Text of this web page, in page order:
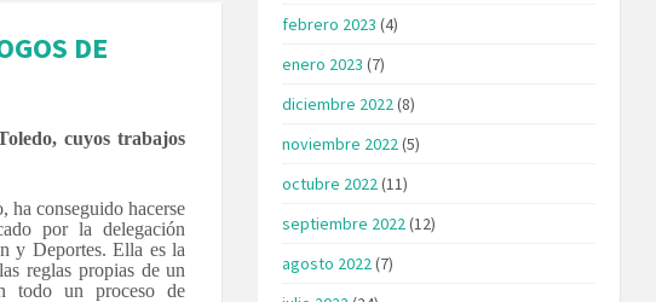
DE
cuyos trabajos
ha conseguido hacerse
por la delegación
y Deportes. Ella es la
reglas propias de un
todo un proceso de
febrero 2023 (4)
enero 2023 (7)
diciembre 2022 (8)
noviembre 2022 (5)
octubre 2022 (11)
septiembre 2022 (12)
agosto 2022 (7)